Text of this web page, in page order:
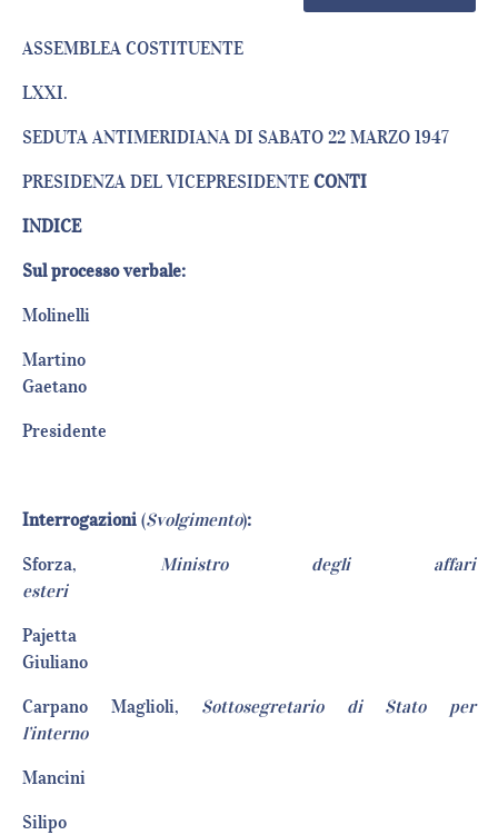
ASSEMBLEA COSTITUENTE
LXXI.
SEDUTA ANTIMERIDIANA DI SABATO 22 MARZO 1947
PRESIDENZA DEL VICEPRESIDENTE CONTI
INDICE
Sul processo verbale:
Martino
Gaetano
Interrogazioni (Svolgimento):
Sforza, Ministro degli affari
esteri
Pajetta
Carpano Maglioli, Sottosegretario di Stato per
l’interno